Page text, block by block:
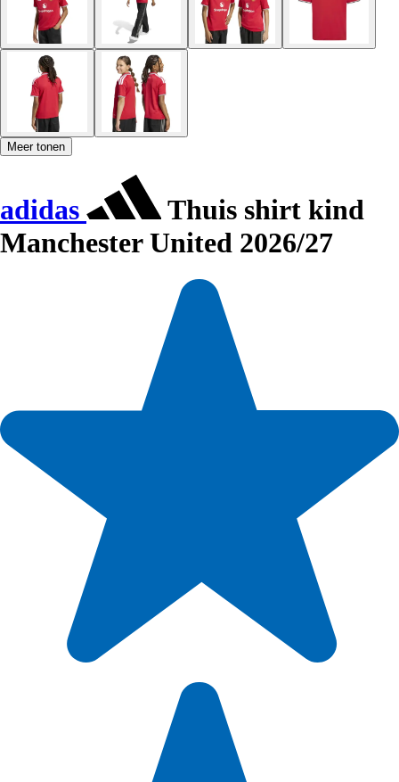
Meer tonen
adidas
Thuis shirt kind
Manchester United 2026/27